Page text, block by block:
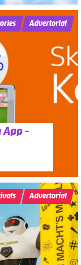
App –
Advertorial
Advertorial